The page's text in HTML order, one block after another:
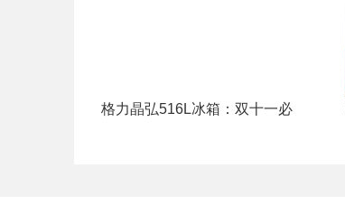
格力晶弘516L冰箱：双十一必